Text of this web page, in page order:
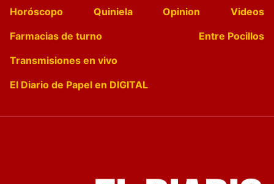
Horóscopo
Quiniela Opinion
Videos
Farmacias de turno
Entre Pocillos
Transmisiones en vivo
El Diario de Papel en DIGITAL